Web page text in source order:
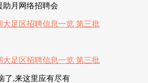
助月网络招聘会
了,来这里应有尽有